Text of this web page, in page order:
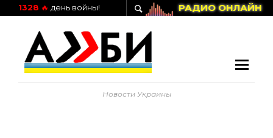
РАДИО ОНЛАЙН
1328 🔥 день войны!
Новости Украины